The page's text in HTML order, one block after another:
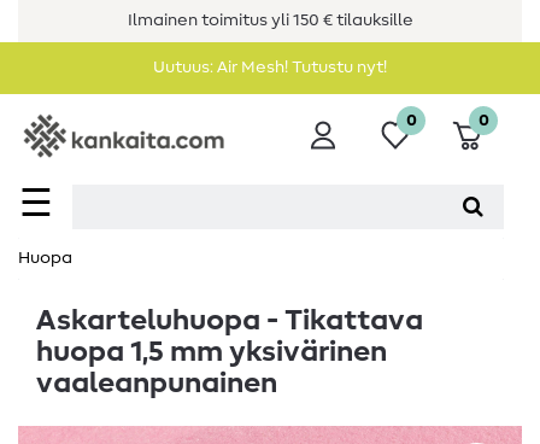
Ilmainen toimitus yli 150 € tilauksille
Uutuus: Air Mesh! Tutustu nyt!
☰
0 0
Huopa
Askarteluhuopa - Tikattava
huopa 1,5 mm yksivärinen
vaaleanpunainen